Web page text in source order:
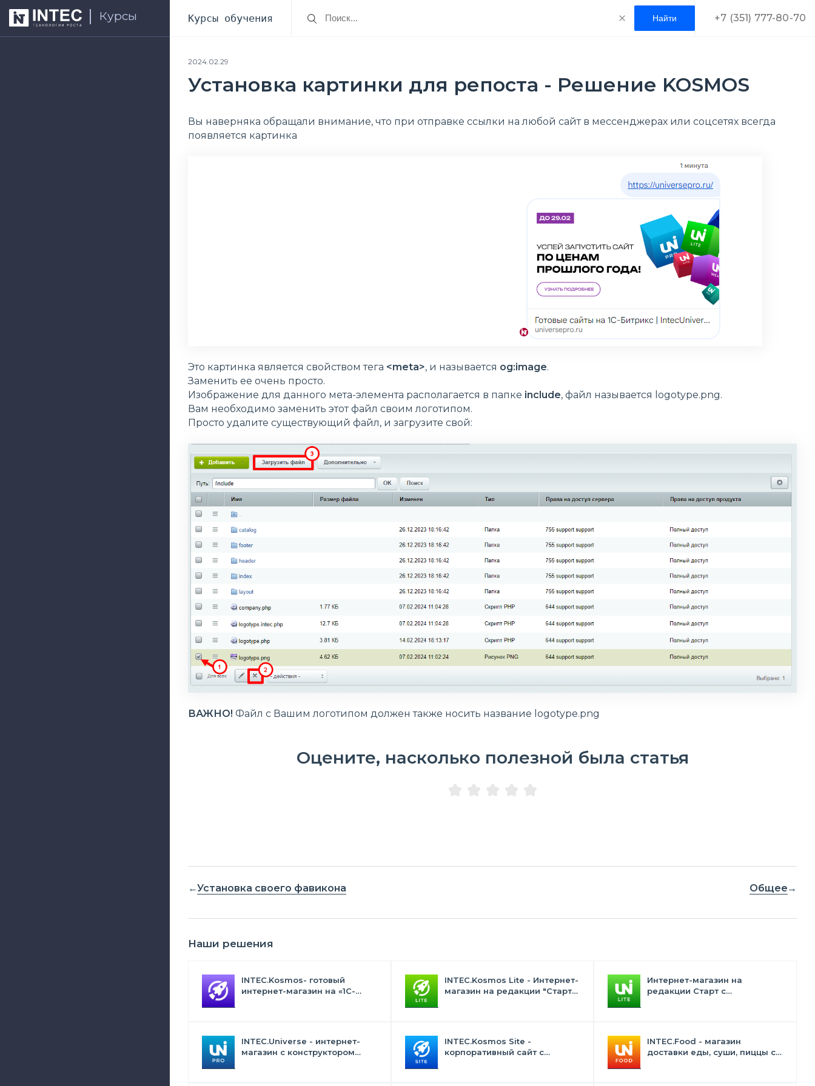
Курсы Курсы обучения +7 (351) 777-80-70
2024.02.29
Установка картинки для репоста - Решение KOSMOS
Вы наверняка обращали внимание, что при отправке ссылки на любой сайт в мессенджерах или соцсетях всегда
появляется картинка
Это картинка является свойством тега <meta>, и называется og:image.
Заменить ее очень просто.
Изображение для данного мета-элемента располагается в папке include, файл называется logotype.png.
Вам необходимо заменить этот файл своим логотипом.
Просто удалите существующий файл, и загрузите свой:
ВАЖНО! Файл с Вашим логотипом должен также носить название logotype.png
Оцените, насколько полезной была статья
Установка своего фавикона Общее
Наши решения
INTEC.Kosmos- готовый
интернет-магазин на «1С-
INTEC.Kosmos Lite - Интернет-
магазин на редакции "Старт"
Интернет-магазин на
редакции Старт с
INTEC.Universe - интернет-
магазин с конструктором
INTEC.Kosmos Site -
корпоративный сайт с
INTEC.Food - магазин
доставки еды, суши, пиццы с